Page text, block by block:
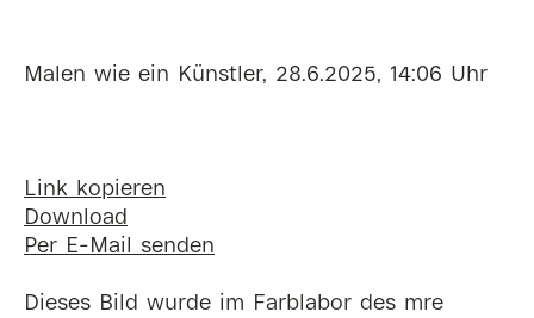
Malen wie ein Künstler, 28.6.2025, 14:06 Uhr
Link kopieren
Download
Per E-Mail senden
Dieses Bild wurde im Farblabor des mre